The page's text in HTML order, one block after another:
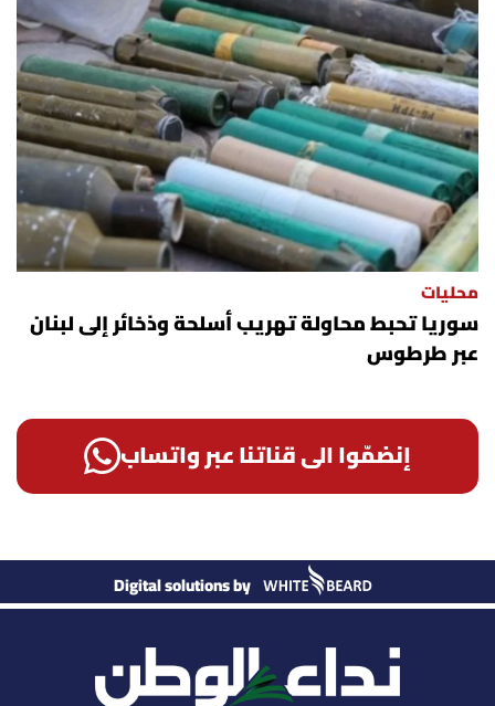
محليات
سوريا تحبط محاولة تهريب أسلحة وذخائر إلى لبنان
عبر طرطوس
إنضمّوا الى قناتنا عبر واتساب
Digital solutions by